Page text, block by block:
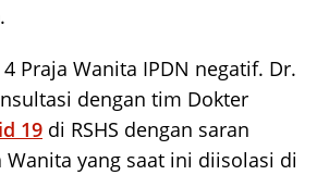
4 Praja Wanita IPDN negatif. Dr.
dengan tim Dokter
19 di RSHS dengan saran
Wanita yang saat ini diisolasi di